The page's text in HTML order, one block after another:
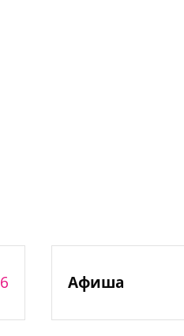
6 Афиша